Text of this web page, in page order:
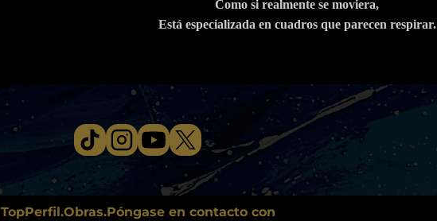
Como si realmente se moviera,
Está especializada en cuadros que parecen respirar.
TopPerfil.Obras.Póngase en contacto con